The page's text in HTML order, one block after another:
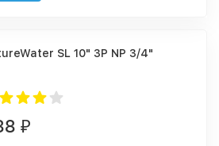
SL 10" 3P NP 3/4"
₽